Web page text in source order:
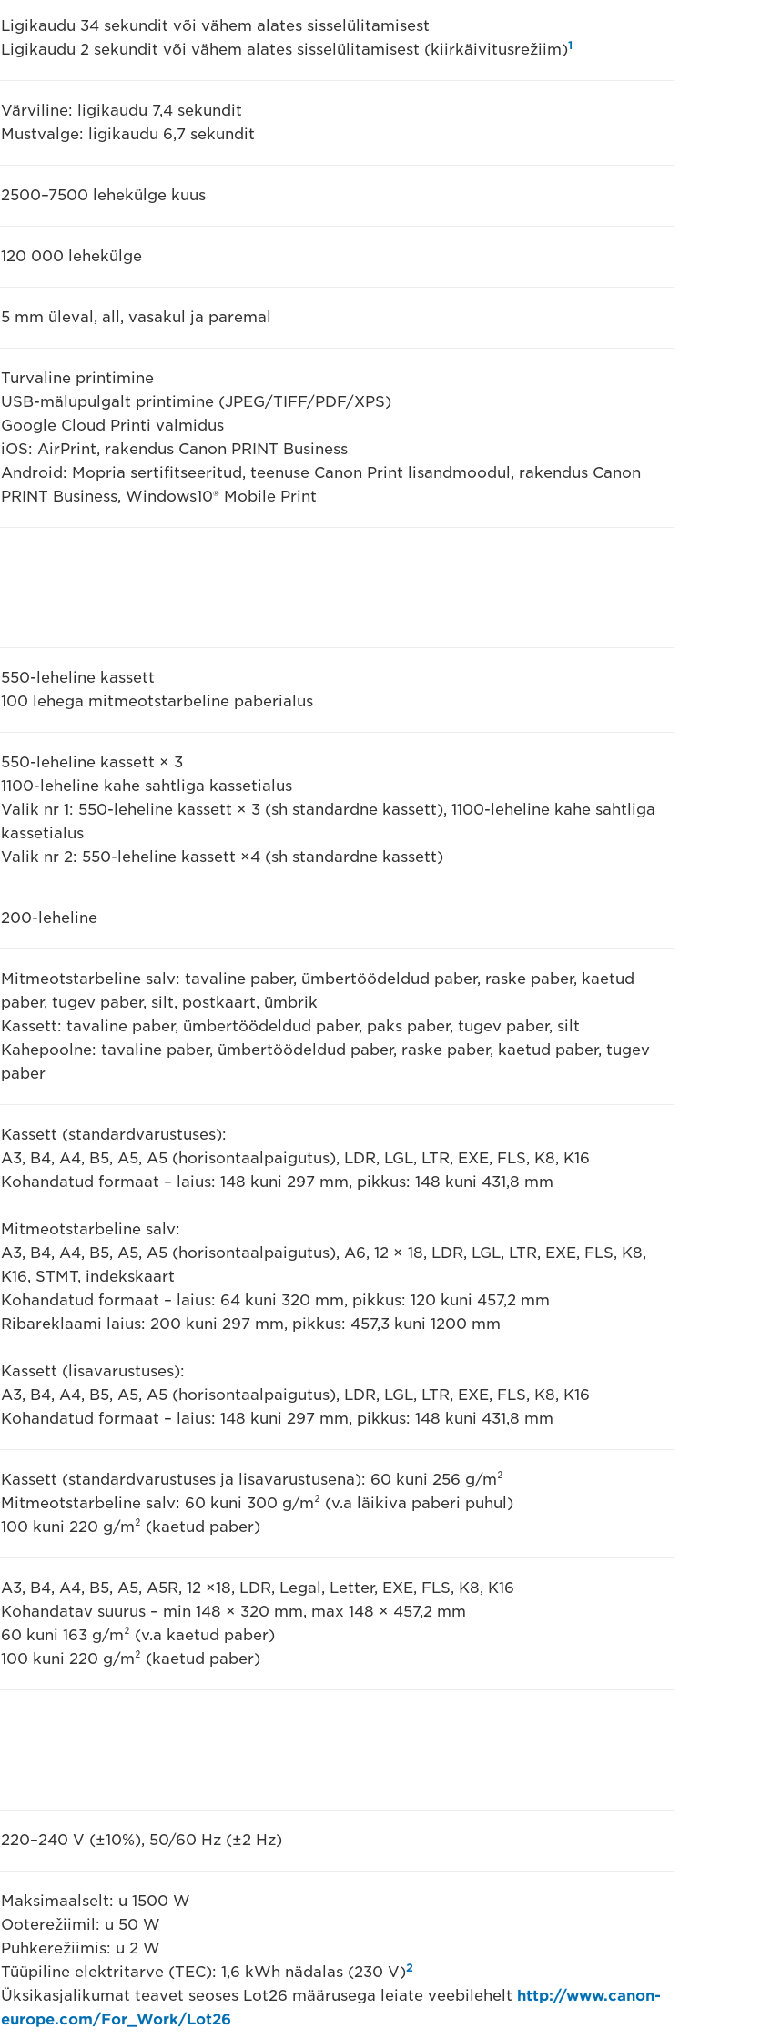
Ligikaudu 34 sekundit või vähem alates sisselülitamisest
Ligikaudu 2 sekundit või vähem alates sisselülitamisest (kiirkäivitusrežiim)1
Värviline: ligikaudu 7,4 sekundit
Mustvalge: ligikaudu 6,7 sekundit
2500–7500 lehekülge kuus
120 000 lehekülge
5 mm üleval, all, vasakul ja paremal
Turvaline printimine
USB-mälupulgalt printimine (JPEG/TIFF/PDF/XPS)
Google Cloud Printi valmidus
iOS: AirPrint, rakendus Canon PRINT Business
Android: Mopria sertifitseeritud, teenuse Canon Print lisandmoodul, rakendus Canon
PRINT Business, Windows10® Mobile Print
550-leheline kassett
100 lehega mitmeotstarbeline paberialus
550-leheline kassett × 3
1100-leheline kahe sahtliga kassetialus
Valik nr 1: 550-leheline kassett × 3 (sh standardne kassett), 1100-leheline kahe sahtliga
kassetialus
Valik nr 2: 550-leheline kassett ×4 (sh standardne kassett)
200-leheline
Mitmeotstarbeline salv: tavaline paber, ümbertöödeldud paber, raske paber, kaetud
paber, tugev paber, silt, postkaart, ümbrik
Kassett: tavaline paber, ümbertöödeldud paber, paks paber, tugev paber, silt
Kahepoolne: tavaline paber, ümbertöödeldud paber, raske paber, kaetud paber, tugev
paber
Kassett (standardvarustuses):
A3, B4, A4, B5, A5, A5 (horisontaalpaigutus), LDR, LGL, LTR, EXE, FLS, K8, K16
Kohandatud formaat – laius: 148 kuni 297 mm, pikkus: 148 kuni 431,8 mm
Mitmeotstarbeline salv:
A3, B4, A4, B5, A5, A5 (horisontaalpaigutus), A6, 12 × 18, LDR, LGL, LTR, EXE, FLS, K8,
K16, STMT, indekskaart
Kohandatud formaat – laius: 64 kuni 320 mm, pikkus: 120 kuni 457,2 mm
Ribareklaami laius: 200 kuni 297 mm, pikkus: 457,3 kuni 1200 mm
Kassett (lisavarustuses):
A3, B4, A4, B5, A5, A5 (horisontaalpaigutus), LDR, LGL, LTR, EXE, FLS, K8, K16
Kohandatud formaat – laius: 148 kuni 297 mm, pikkus: 148 kuni 431,8 mm
Kassett (standardvarustuses ja lisavarustusena): 60 kuni 256 g/m²
Mitmeotstarbeline salv: 60 kuni 300 g/m² (v.a läikiva paberi puhul)
100 kuni 220 g/m² (kaetud paber)
A3, B4, A4, B5, A5, A5R, 12 ×18, LDR, Legal, Letter, EXE, FLS, K8, K16
Kohandatav suurus – min 148 × 320 mm, max 148 × 457,2 mm
60 kuni 163 g/m² (v.a kaetud paber)
100 kuni 220 g/m² (kaetud paber)
220–240 V (±10%), 50/60 Hz (±2 Hz)
Maksimaalselt: u 1500 W
Ooterežiimil: u 50 W
Puhkerežiimis: u 2 W
Tüüpiline elektritarve (TEC): 1,6 kWh nädalas (230 V)2
Üksikasjalikumat teavet seoses Lot26 määrusega leiate veebilehelt http://www.canon-
europe.com/For_Work/Lot26